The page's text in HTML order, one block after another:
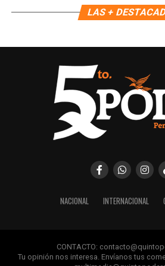
Recibe las
Únete al canal oficial de
Quinto Poder
en tu teléfono.
Unirme al canal de
LAS +
NACIONAL INTERNACIONAL
CONTACTO:
Tu opinión nos interesa. Envíanos tus